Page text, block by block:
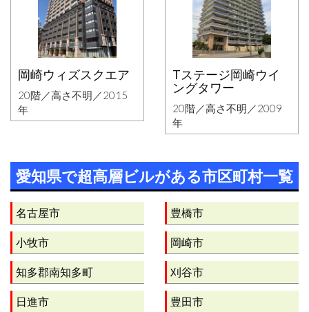
岡崎ウィズスクエア
20階／高さ不明／2015
年
Tステージ岡崎ウイ
ングタワー
20階／高さ不明／2009
年
愛知県で超高層ビルがある市区町村一覧
名古屋市 豊橋市
小牧市 岡崎市
知多郡南知多町 刈谷市
日進市 豊田市